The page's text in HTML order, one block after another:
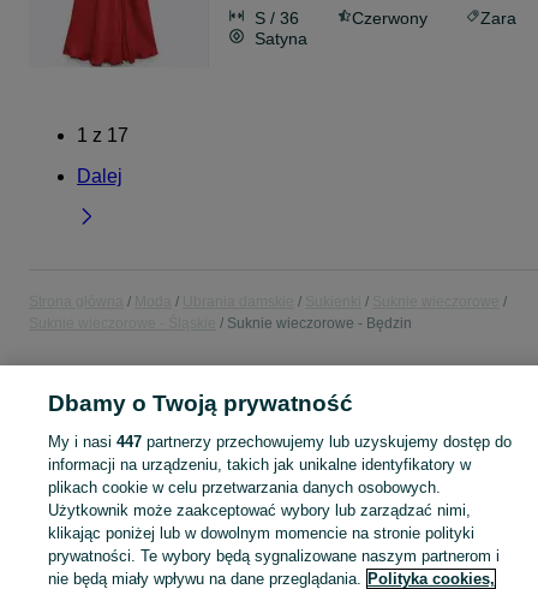
S / 36 Czerwony
Zara
Satyna
1 z 17
Dalej
Suknie wieczorowe - Będzin
KATEGORIA
Szeroki wybór sukni wieczorowych damskich Będzin ▶️ Nowe i używane w dobrych cenach ✌ Przeglądaj i wybierz najlepszą ofertę na OLX.pl! Zobacz
Mapa kategorii
Dbamy o Twoją prywatność
My i nasi 447partnerzy przechowujemy lub uzyskujemy dostęp do
informacji na urządzeniu, takich jak unikalne identyfikatory w
plikach cookie w celu przetwarzania danych osobowych.
Użytkownik może zaakceptować wybory lub zarządzać nimi,
klikając poniżej lub w dowolnym momencie na stronie polityki
prywatności. Te wybory będą sygnalizowane naszym partnerom i
nie będą miały wpływu na dane przeglądania. Polityka cookies,